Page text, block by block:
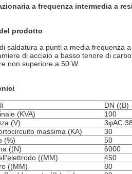
a frequenza intermedia a
prodotto
saldatura a punti a media frequenza
di acciaio a basso tenore di
non superiore a 50 W.
DN ((B)
(KVA)
100
(V)
3φAC
massima (KA)
30
(%)
50
((N)
6000
((MM)
450
((MM)
80